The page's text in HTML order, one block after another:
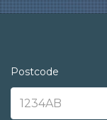
Postcode